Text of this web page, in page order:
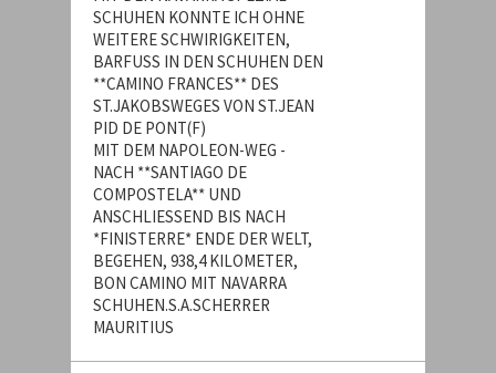
SCHUHEN KONNTE ICH OHNE
WEITERE SCHWIRIGKEITEN,
BARFUSS IN DEN SCHUHEN DEN
**CAMINO FRANCES** DES
ST.JAKOBSWEGES VON ST.JEAN
PID DE PONT(F)
MIT DEM NAPOLEON-WEG -
NACH **SANTIAGO DE
COMPOSTELA** UND
ANSCHLIESSEND BIS NACH
*FINISTERRE* ENDE DER WELT,
BEGEHEN, 938,4 KILOMETER,
BON CAMINO MIT NAVARRA
SCHUHEN.S.A.SCHERRER
MAURITIUS